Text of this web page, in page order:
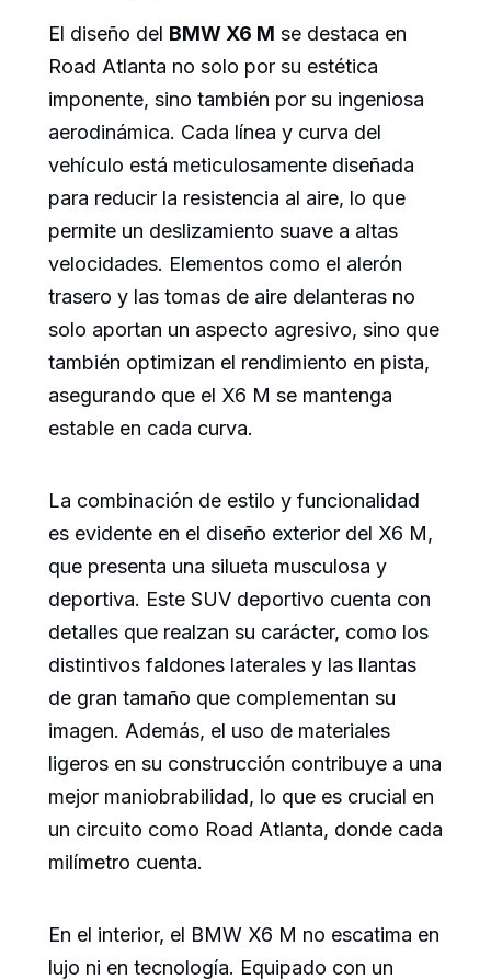
El diseño del BMW X6 M se destaca en
Road Atlanta no solo por su estética
imponente, sino también por su ingeniosa
aerodinámica. Cada línea y curva del
vehículo está meticulosamente diseñada
para reducir la resistencia al aire, lo que
permite un deslizamiento suave a altas
velocidades. Elementos como el alerón
trasero y las tomas de aire delanteras no
solo aportan un aspecto agresivo, sino que
también optimizan el rendimiento en pista,
asegurando que el X6 M se mantenga
estable en cada curva.
La combinación de estilo y funcionalidad
es evidente en el diseño exterior del X6 M,
que presenta una silueta musculosa y
deportiva. Este SUV deportivo cuenta con
detalles que realzan su carácter, como los
distintivos faldones laterales y las llantas
de gran tamaño que complementan su
imagen. Además, el uso de materiales
ligeros en su construcción contribuye a una
mejor maniobrabilidad, lo que es crucial en
un circuito como Road Atlanta, donde cada
milímetro cuenta.
En el interior, el BMW X6 M no escatima en
lujo ni en tecnología. Equipado con un